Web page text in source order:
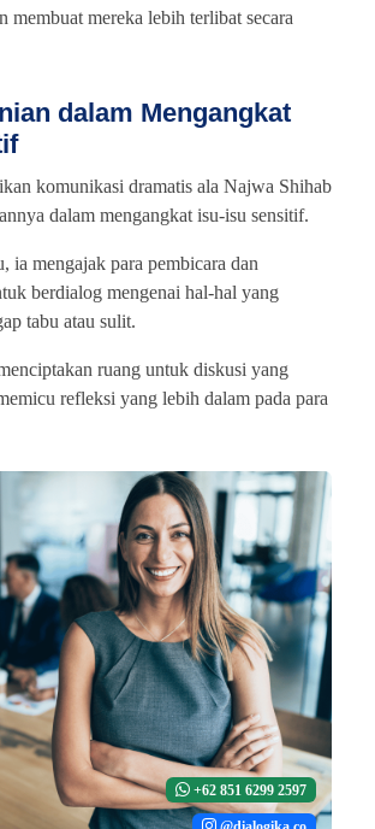
membuat mereka lebih terlibat secara
dalam Mengangkat
komunikasi dramatis ala Najwa Shihab
dalam mengangkat isu-isu sensitif.
ia mengajak para pembicara dan
berdialog mengenai hal-hal yang
tabu atau sulit.
ruang untuk diskusi yang
refleksi yang lebih dalam pada para
+62 851 6299 2597